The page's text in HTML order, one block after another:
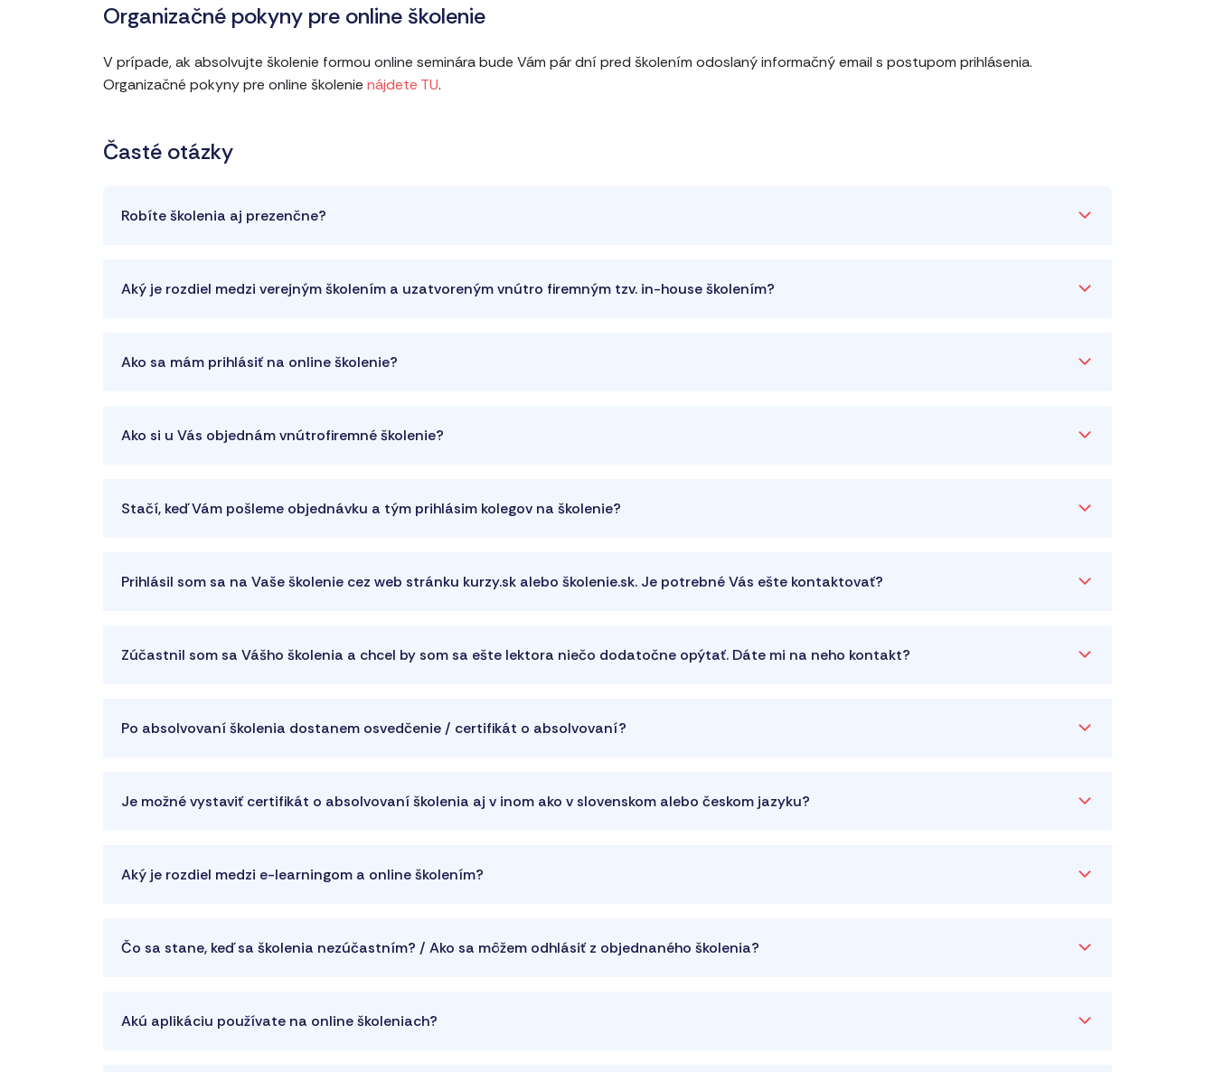
Organizačné pokyny pre online školenie
V prípade, ak absolvujte školenie formou online seminára bude Vám pár dní pred školením odoslaný informačný email s postupom prihlásenia.
Organizačné pokyny pre online školenie nájdete TU.
Časté otázky
Robíte školenia aj prezenčne?
Aký je rozdiel medzi verejným školením a uzatvoreným vnútro firemným tzv. in-house školením?
Ako sa mám prihlásiť na online školenie?
Ako si u Vás objednám vnútrofiremné školenie?
Stačí, keď Vám pošleme objednávku a tým prihlásim kolegov na školenie?
Prihlásil som sa na Vaše školenie cez web stránku kurzy.sk alebo školenie.sk. Je potrebné Vás ešte kontaktovať?
Zúčastnil som sa Vášho školenia a chcel by som sa ešte lektora niečo dodatočne opýtať. Dáte mi na neho kontakt?
Po absolvovaní školenia dostanem osvedčenie / certifikát o absolvovaní?
Je možné vystaviť certifikát o absolvovaní školenia aj v inom ako v slovenskom alebo českom jazyku?
Aký je rozdiel medzi e-learningom a online školením?
Čo sa stane, keď sa školenia nezúčastním? / Ako sa môžem odhlásiť z objednaného školenia?
Akú aplikáciu používate na online školeniach?